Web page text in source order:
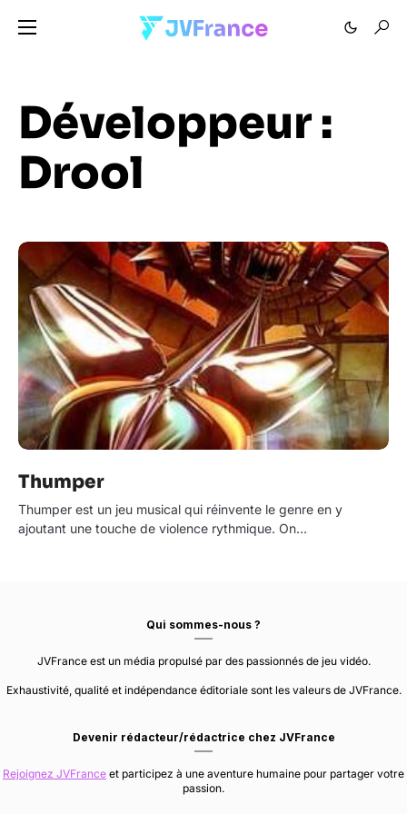
Développeur :
Drool
Thumper
Thumper est un jeu musical qui réinvente le genre en y
ajoutant une touche de violence rythmique. On…
Qui sommes-nous ?
JVFrance est un média propulsé par des passionnés de jeu vidéo.
Exhaustivité, qualité et indépendance éditoriale sont les valeurs de JVFrance.
Devenir rédacteur/rédactrice chez JVFrance
Rejoignez JVFrance et participez à une aventure humaine pour partager votre
passion.